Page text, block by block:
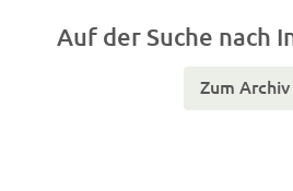
Auf der Suche nach
Zum Archiv